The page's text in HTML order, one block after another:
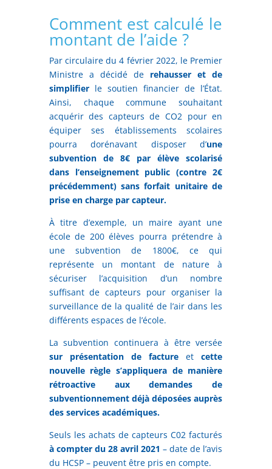
Comment est calculé le
montant de l’aide ?
Par circulaire du 4 février 2022, le Premier
Ministre a décidé de rehausser et de
simplifierle soutien financier de l’État.
Ainsi, chaque commune souhaitant
acquérir des capteurs de CO2 pour en
équiper ses établissements scolaires
pourra dorénavant disposer d’une
subvention de 8€ par élève scolarisé
dans l’enseignement public (contre 2€
précédemment) sans forfait unitaire de
prise en charge par capteur.
À titre d’exemple, un maire ayant une
école de 200 élèves pourra prétendre à
une subvention de 1800€, ce qui
représente un montant de nature à
sécuriser l’acquisition d’un nombre
suffisant de capteurs pour organiser la
surveillance de la qualité de l’air dans les
différents espaces de l’école.
La subvention continuera à être versée
sur présentation de facture etcette
nouvelle règle s’appliquera de manière
rétroactive aux demandes de
subventionnement déjà déposées auprès
des services académiques.
Seuls les achats de capteurs C02 facturés
à compter du 28 avril 2021– date de l’avis
du HCSP – peuvent être pris en compte.